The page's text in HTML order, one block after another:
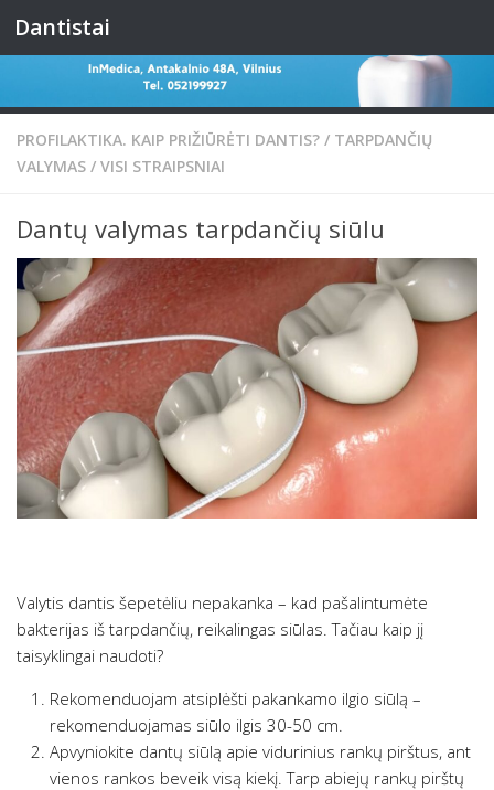
Skip to content
Dantistai
PROFILAKTIKA. KAIP PRIŽIŪRĖTI DANTIS? / TARPDANČIŲ
VALYMAS / VISI STRAIPSNIAI
Dantų valymas tarpdančių siūlu
Valytis dantis šepetėliu nepakanka – kad pašalintumėte
bakterijas iš tarpdančių, reikalingas siūlas. Tačiau kaip jį
taisyklingai naudoti?
Rekomenduojam atsiplėšti pakankamo ilgio siūlą –
rekomenduojamas siūlo ilgis 30-50 cm.
Apvyniokite dantų siūlą apie vidurinius rankų pirštus, ant
vienos rankos beveik visą kiekį. Tarp abiejų rankų pirštų